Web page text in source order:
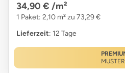
34,90 € /m²
1 Paket: 2,10 m² zu 73,29 €
Lieferzeit: 12 Tage
MUSTER